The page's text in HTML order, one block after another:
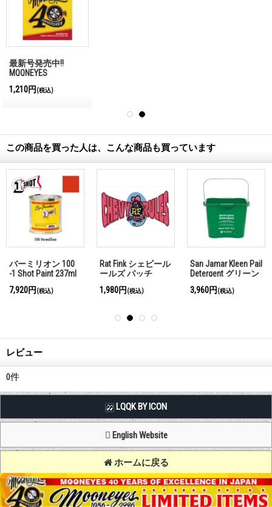
最新号発売中!!
MQQNEYES
Magazine No.28 2026
1,210円 (税込)
この商品を買った人は、こんな商品も買っています
バーミリオン 100
-1 Shot Paint 237ml
7,920円 (税込)
Rat Fink シェビール
ールズ パッチ
1,980円 (税込)
San Jamar Kleen Pail
Detergent グリーン
3,960円 (税込)
レビュー
0件
LQQK BY ICON
English Website
ホームに戻る
Copyright (C) MOON OF JAPAN, INC. All Rights Reserved.